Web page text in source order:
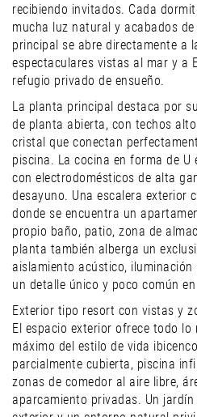
recibiendo invitados. Cada
mucha luz natural y acabados
principal se abre directamente a
espectaculares vistas al mar y a
refugio privado de ensueño.
La planta principal destaca por
de planta abierta, con techos
cristal que conectan
piscina. La cocina en forma de
con electrodomésticos de alta
desayuno. Una escalera exterior
donde se encuentra un
propio baño, patio, zona de
planta también alberga un
aislamiento acústico,
un detalle único y poco común
Exterior tipo resort con vistas y
El espacio exterior ofrece todo
máximo del estilo de vida
parcialmente cubierta, piscina
zonas de comedor al aire libre,
aparcamiento privadas. Un